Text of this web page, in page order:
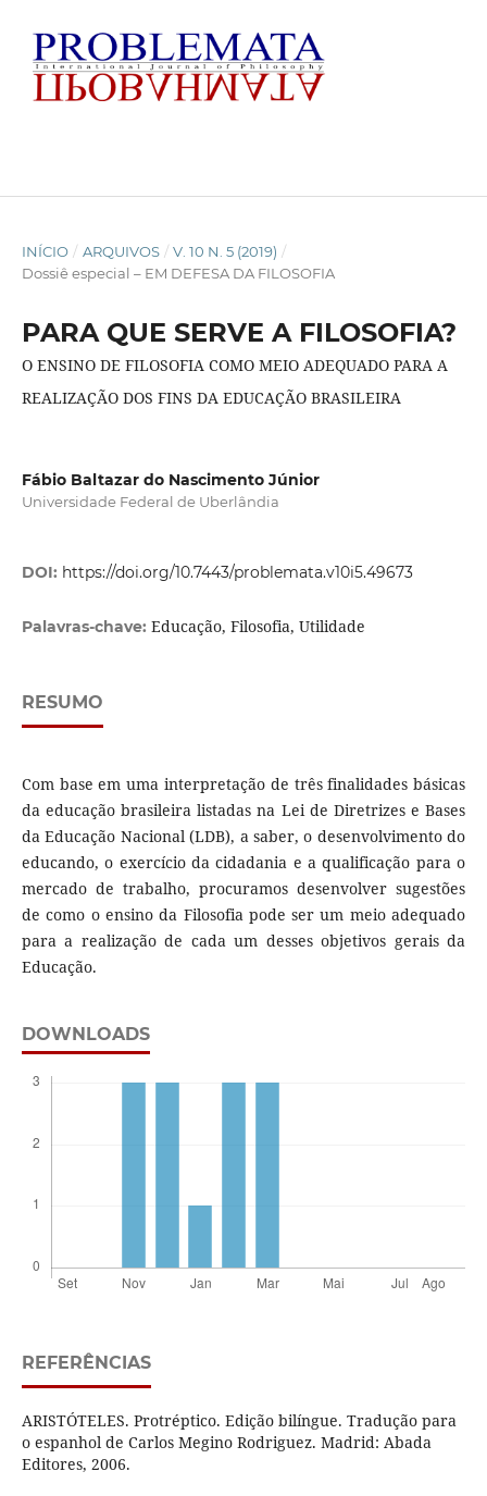
INÍCIO / ARQUIVOS / V. 10 N. 5 (2019) /
Dossiê especial – EM DEFESA DA FILOSOFIA
PARA QUE SERVE A FILOSOFIA?
O ENSINO DE FILOSOFIA COMO MEIO ADEQUADO PARA A
REALIZAÇÃO DOS FINS DA EDUCAÇÃO BRASILEIRA
Fábio Baltazar do Nascimento Júnior
Universidade Federal de Uberlândia
DOI: https://doi.org/10.7443/problemata.v10i5.49673
Palavras-chave: Educação, Filosofia, Utilidade
RESUMO
Com base em uma interpretação de três finalidades básicas
da educação brasileira listadas na Lei de Diretrizes e Bases
da Educação Nacional (LDB), a saber, o desenvolvimento do
educando, o exercício da cidadania e a qualificação para o
mercado de trabalho, procuramos desenvolver sugestões
de como o ensino da Filosofia pode ser um meio adequado
para a realização de cada um desses objetivos gerais da
Educação.
DOWNLOADS
REFERÊNCIAS
ARISTÓTELES. Protréptico. Edição bilíngue. Tradução para
o espanhol de Carlos Megino Rodriguez. Madrid: Abada
Editores, 2006.